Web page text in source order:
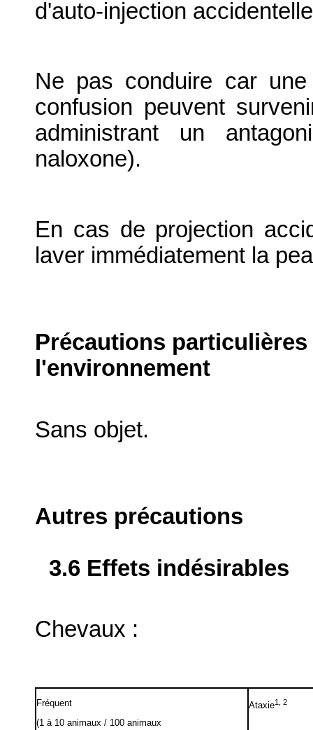
d'auto-injection
Ne pas conduire car
confusion peuvent
administrant un
naloxone).
En cas de projection
laver immédiatement la
Précautions
l'environnement
Sans objet.
Autres précautions
3.6 Effets indésirables
Chevaux :
Fréquent
(1 à 10 animaux / 100 animaux
Ataxie1, 2